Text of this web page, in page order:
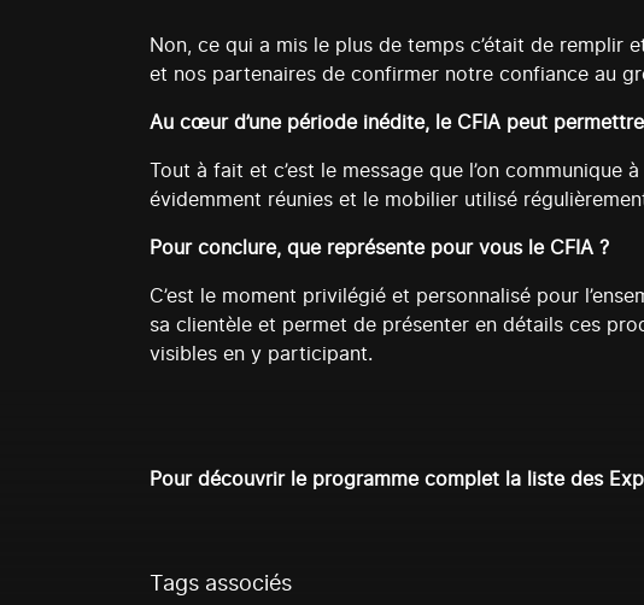
Non, ce qui a mis le plus de temps c’était de
et nos partenaires de confirmer notre confiance au
Au cœur d’une période inédite, le CFIA peut
Tout à fait et c’est le message que l’on
évidemment réunies et le mobilier utilisé
Pour conclure, que représente pour vous le CFIA ?
C’est le moment privilégié et personnalisé pour
sa clientèle et permet de présenter en détails ces
visibles en y participant.
Pour découvrir le programme complet la liste des
Tags associés